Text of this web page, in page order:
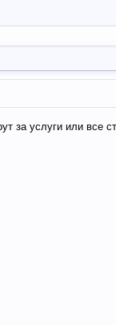
за услуги или все